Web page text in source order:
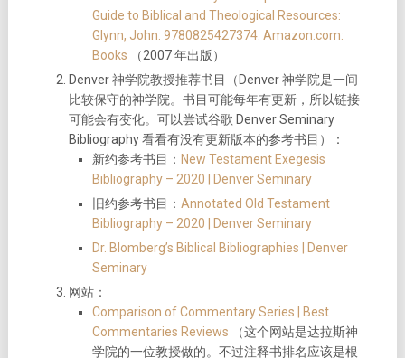
Guide to Biblical and Theological Resources:
Glynn, John: 9780825427374: Amazon.com:
Books （2007 年出版）
Denver 神学院教授推荐书目（Denver 神学院是一间
比较保守的神学院。书目可能每年有更新，所以链接
可能会有变化。可以尝试谷歌 Denver Seminary
Bibliography 看看有没有更新版本的参考书目）：
新约参考书目： New Testament Exegesis
Bibliography – 2020 | Denver Seminary
旧约参考书目：Annotated Old Testament
Bibliography – 2020 | Denver Seminary
Dr. Blomberg’s Biblical Bibliographies | Denver
Seminary
网站：
Comparison of Commentary Series | Best
Commentaries Reviews （这个网站是达拉斯神
学院的一位教授做的。不过注释书排名应该是根